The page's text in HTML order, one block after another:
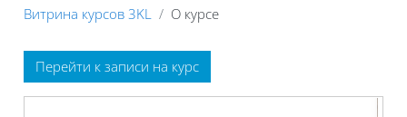
Витрина курсов 3KL О курсе
Блоки
Перейти к записи на курс